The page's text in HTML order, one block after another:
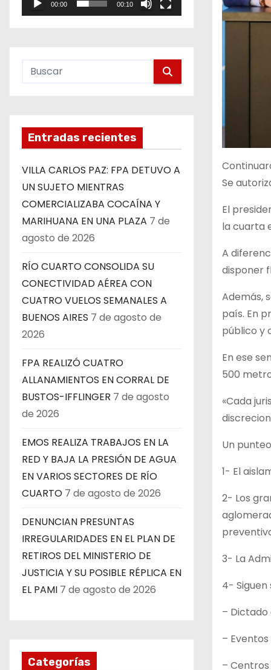
00:00 00:10
Entradas recientes
VILLA CARLOS PAZ: FPA DETUVO A
UN SUJETO MIENTRAS
COMERCIALIZABA COCAÍNA Y
MARIHUANA EN UNA PLAZA 7 de
agosto de 2026
RÍO CUARTO CONSOLIDA SU
CONECTIVIDAD AÉREA CON
CUATRO VUELOS SEMANALES A
BUENOS AIRES 7 de agosto de
2026
FPA REALIZÓ CUATRO
ALLANAMIENTOS EN CORRAL DE
BUSTOS-IFFLINGER 7 de agosto
de 2026
EMOS REALIZA TRABAJOS EN LA
RED Y BAJA LA PRESIÓN DE AGUA
EN VARIOS SECTORES DE RÍO
CUARTO 7 de agosto de 2026
DENUNCIAN PRESUNTAS
IRREGULARIDADES EN EL PLAN DE
RETIROS DEL MINISTERIO DE
JUSTICIA Y SU POSIBLE RÉPLICA EN
EL PAMI 7 de agosto de 2026
Categorías
Se
El
la cuarta
A
disponer
Además,
país. En
público y
En ese
500
«Cada
Un
1- El
2- Los
3- La
4- Siguen
– Dictado
–
–